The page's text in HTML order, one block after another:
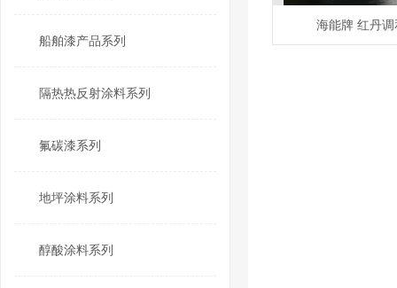
船舶漆产品系列
隔热热反射涂料系列
氟碳漆系列
地坪涂料系列
醇酸涂料系列
海能牌 红丹